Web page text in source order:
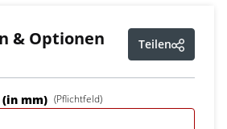
& Optionen Teilen
mm) (Pflichtfeld)